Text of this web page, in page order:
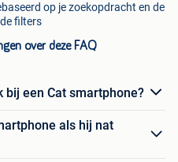
op je zoekopdracht en de
filters
over deze FAQ
een Cat smartphone?
als hij nat